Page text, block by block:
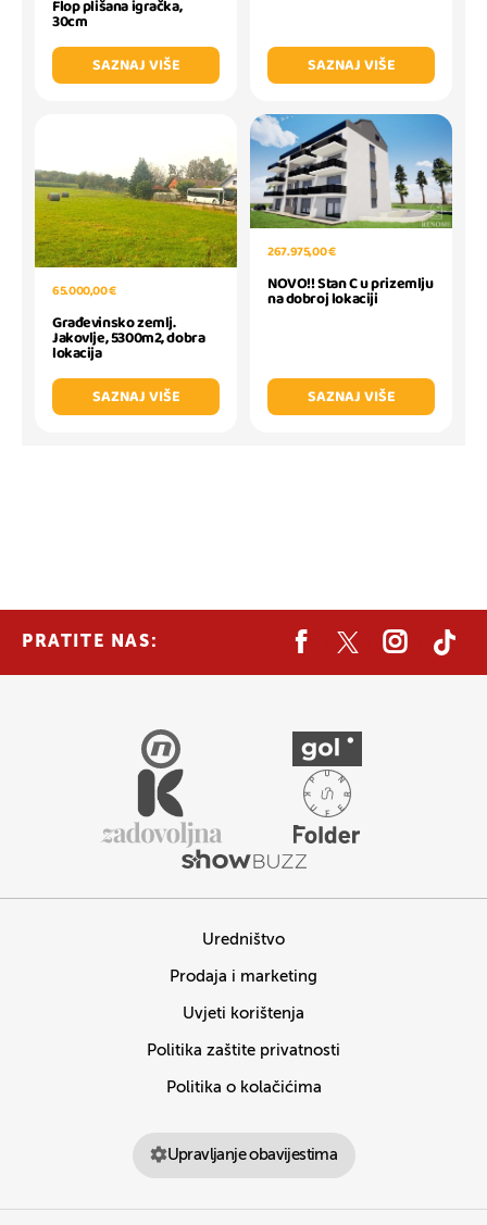
Flop plišana igračka,
30cm
SAZNAJ VIŠE
SAZNAJ VIŠE
65.000,00 €
Građevinsko zemlj.
Jakovlje, 5300m2, dobra
lokacija
SAZNAJ VIŠE
267.975,00 €
NOVO!! Stan C u prizemlju
na dobroj lokaciji
SAZNAJ VIŠE
PRATITE NAS:
Uredništvo
Prodaja i marketing
Uvjeti korištenja
Politika zaštite privatnosti
Politika o kolačićima
Upravljanje obavijestima